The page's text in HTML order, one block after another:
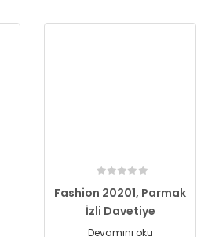
Fashion 20201, Parmak
İzli Davetiye
Devamını oku